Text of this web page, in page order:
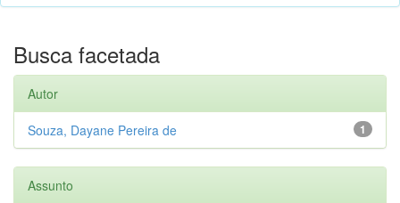
Busca facetada
Autor
1
Souza, Dayane Pereira de
Assunto